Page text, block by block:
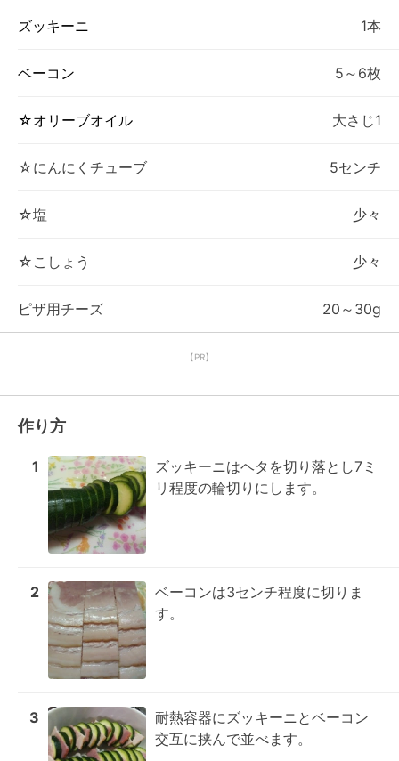
ズッキーニ 1本
ベーコン 5～6枚
☆オリーブオイル 大さじ1
☆にんにくチューブ 5センチ
☆塩 少々
☆こしょう 少々
ピザ用チーズ 20～30g
【PR】
作り方
1
ズッキーニはヘタを切り落とし7ミ
リ程度の輪切りにします。
2
ベーコンは3センチ程度に切りま
す。
3
耐熱容器にズッキーニとベーコン
交互に挟んで並べます。